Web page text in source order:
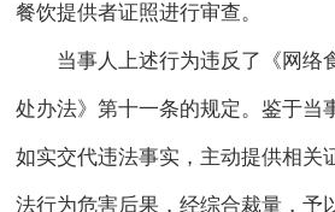
餐饮提供者证照进行审查。
当事人上述行为违反了《网络
处办法》第十一条的规定。鉴于当
如实交代违法事实，主动提供相关
法行为危害后果，经综合裁量，予